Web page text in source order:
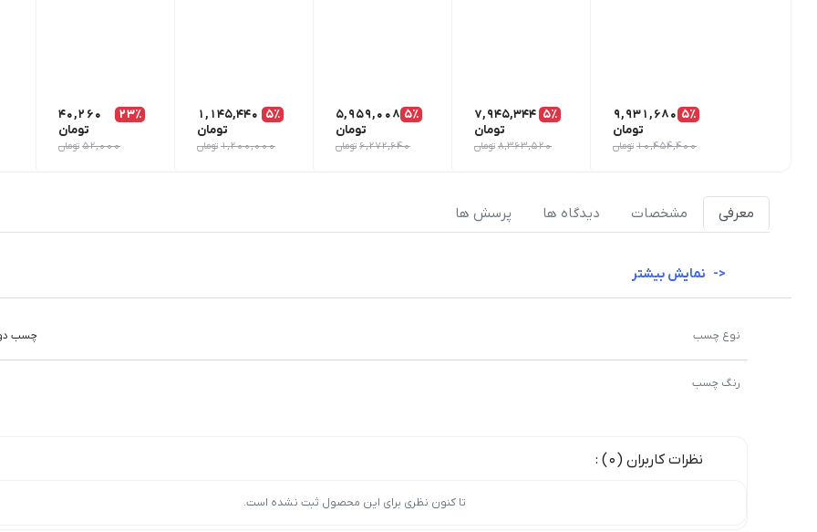
5٪ 9,931,680
تومان
10,454,400 تومان
5٪ 7,945,344
تومان
8,363,520 تومان
5٪ 5,959,008
تومان
6,272,640 تومان
5٪ 1,145,440
تومان
1,200,000 تومان
23٪
40,260
تومان
52,000 تومان
معرفی مشخصات دیدگاه ها پرسش ها
نوع چسب چسب
رنگ چسب
نظرات کاربران (0) :
تا کنون نظری برای این محصول ثبت نشده است.